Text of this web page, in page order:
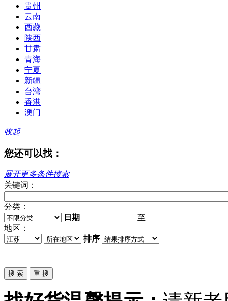
贵州
云南
西藏
陕西
甘肃
青海
宁夏
新疆
台湾
香港
澳门
收起
您还可以找：
展开更多条件搜索
关键词：
分类：
日期
至
地区：
排序